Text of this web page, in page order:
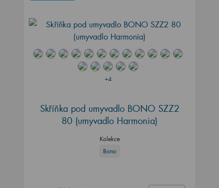
+4
Skříňka pod umyvadlo BONO SZZ2
80 (umyvadlo Harmonia)
Kolekce
Bono